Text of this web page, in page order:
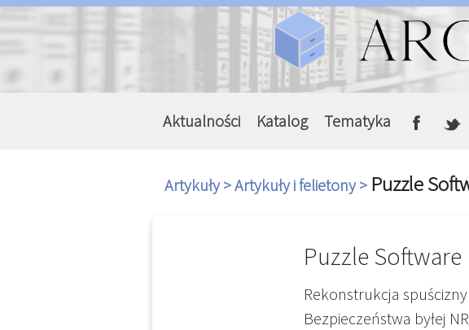
Aktualności Katalog Tematyka
Artykuły >Artykuły i felietony > Puzzle
Puzzle Software
Rekonstrukcja
Bezpieczeństwa byłej